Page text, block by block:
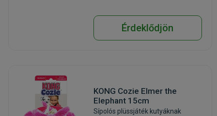
Érdeklődjön
KONG Cozie Elmer the
Elephant 15cm
Sípolós plüssjáték kutyáknak